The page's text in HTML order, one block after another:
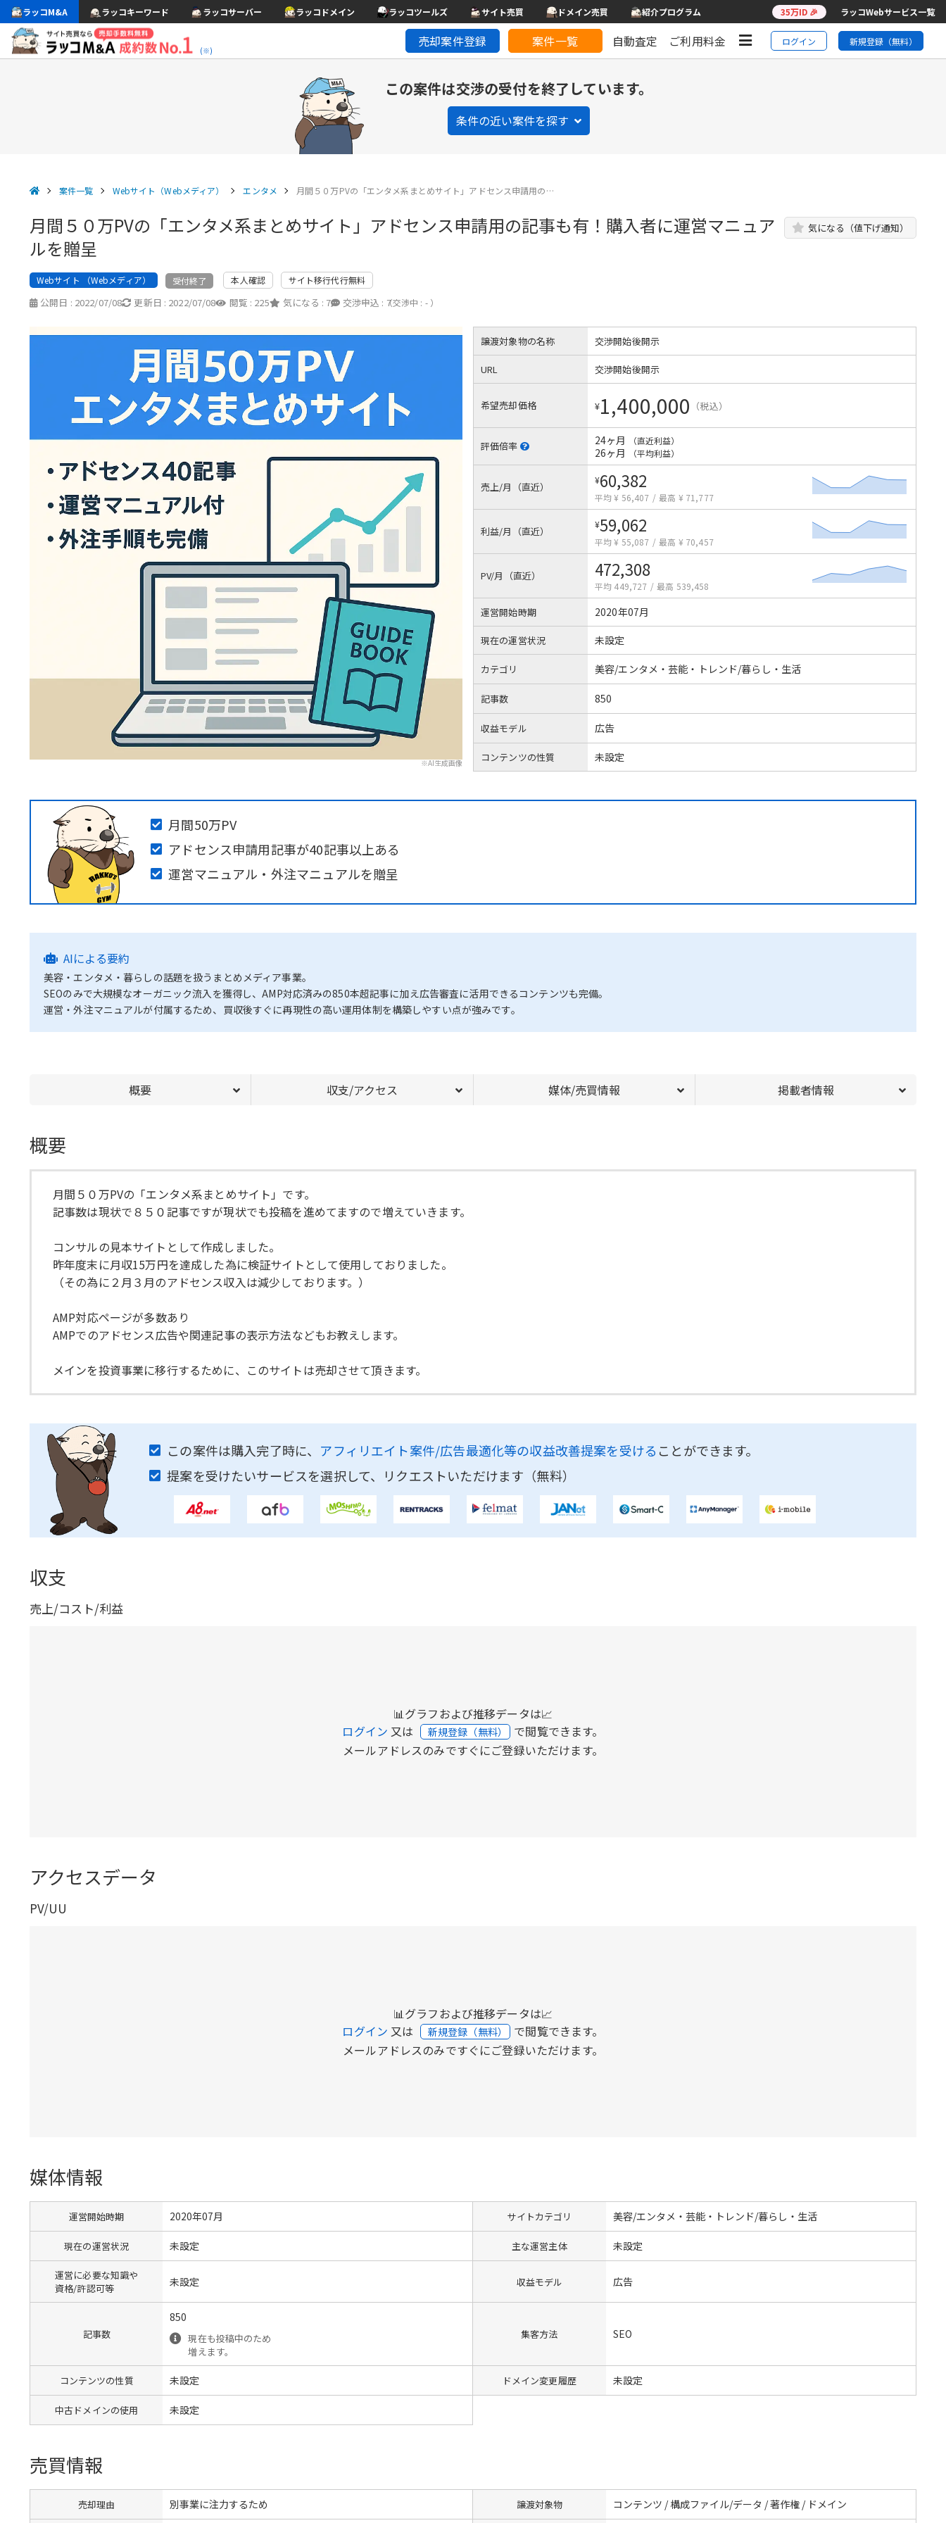
ラッコM&A ラッコキーワード ラッコサーバー ラッコドメイン ラッコツールズ サイト売買 ドメイン売買 紹介プログラム 35万ID 🎉 ラッコWebサービス一覧
(※)
売却案件登録 案件一覧 自動査定 ご利用料金 ログイン 新規登録（無料）
この案件は交渉の受付を終了しています。
条件の近い案件を探す
案件一覧 Webサイト（Webメディア） エンタメ 月間５０万PVの「エンタメ系まとめサイト」アドセンス申請用の…
月間５０万PVの「エンタメ系まとめサイト」アドセンス申請用の記事も有！購入者に運営マニュア
ルを贈呈
気になる（値下げ通知）
Webサイト （Webメディア） 受付終了 本人確認 サイト移行代行無料
公開日 : 2022/07/08 更新日 : 2022/07/08 閲覧 : 225 気になる : 7 交渉申込 : 7
（交渉中 : - ）
※AI生成画像
譲渡対象物の名称 交渉開始後開示
URL 交渉開始後開示
希望売却価格 ¥1,400,000 （税込）
評価倍率 24ヶ月 （直近利益）
26ヶ月 （平均利益）
売上/月（直近）
¥60,382
平均 ¥ 56,407 / 最高 ¥ 71,777
利益/月（直近）
¥59,062
平均 ¥ 55,087 / 最高 ¥ 70,457
PV/月（直近） 472,308
平均 449,727 / 最高 539,458
運営開始時期 2020年07月
現在の運営状況 未設定
カテゴリ 美容/エンタメ・芸能・トレンド/暮らし・生活
記事数 850
収益モデル 広告
コンテンツの性質 未設定
月間50万PV
アドセンス申請用記事が40記事以上ある
運営マニュアル・外注マニュアルを贈呈
AIによる要約
美容・エンタメ・暮らしの話題を扱うまとめメディア事業。
SEOのみで大規模なオーガニック流入を獲得し、AMP対応済みの850本超記事に加え広告審査に活用できるコンテンツも完備。
運営・外注マニュアルが付属するため、買収後すぐに再現性の高い運用体制を構築しやすい点が強みです。
概要 収支/アクセス 媒体/売買情報 掲載者情報
概要
月間５０万PVの「エンタメ系まとめサイト」です。
記事数は現状で８５０記事ですが現状でも投稿を進めてますので増えていきます。
コンサルの見本サイトとして作成しました。
昨年度末に月収15万円を達成した為に検証サイトとして使用しておりました。
（その為に２月３月のアドセンス収入は減少しております。）
AMP対応ページが多数あり
AMPでのアドセンス広告や関連記事の表示方法などもお教えします。
メインを投資事業に移行するために、このサイトは売却させて頂きます。
この案件は購入完了時に、 アフィリエイト案件/広告最適化等の収益改善提案を受ける ことができます。
提案を受けたいサービスを選択して、リクエストいただけます（無料）
収支
売上/コスト/利益
📊グラフおよび推移データは📈
ログイン 又は 新規登録（無料） で閲覧できます。
メールアドレスのみですぐにご登録いただけます。
アクセスデータ
PV/UU
📊グラフおよび推移データは📈
ログイン 又は 新規登録（無料） で閲覧できます。
メールアドレスのみですぐにご登録いただけます。
媒体情報
運営開始時期 2020年07月 サイトカテゴリ 美容/エンタメ・芸能・トレンド/暮らし・生活
現在の運営状況 未設定 主な運営主体 未設定
運営に必要な知識や
資格/許認可等
未設定 収益モデル 広告
記事数
850
現在も投稿中のため
増えます。
集客方法 SEO
コンテンツの性質 未設定 ドメイン変更履歴 未設定
中古ドメインの使用 未設定
売買情報
売却理由 別事業に注力するため 譲渡対象物 コンテンツ / 構成ファイル/データ / 著作権 / ドメイン